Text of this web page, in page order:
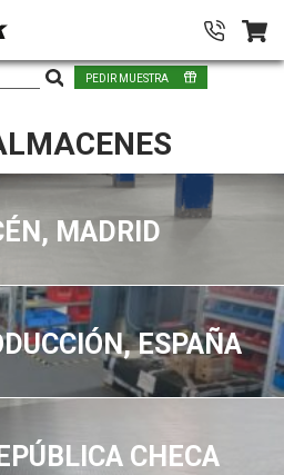
PEDIR MUESTRA
MADRID
ESPAÑA
CHECA